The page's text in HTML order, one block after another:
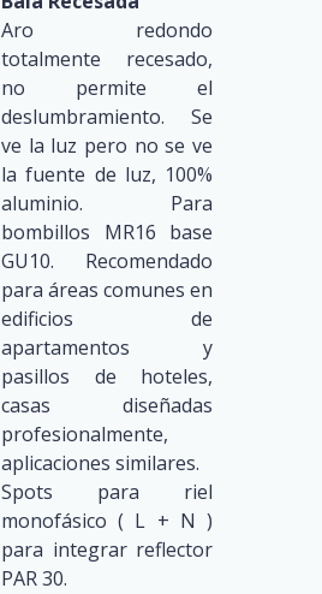
Aro redondo
totalmente recesado,
no permite el
deslumbramiento. Se
ve la luz pero no se ve
la fuente de luz, 100%
aluminio. Para
bombillos MR16 base
GU10. Recomendado
para áreas comunes en
edificios de
apartamentos y
pasillos de hoteles,
casas diseñadas
profesionalmente,
aplicaciones similares.
Spots para riel
monofásico ( L + N )
para integrar reflector
PAR 30.